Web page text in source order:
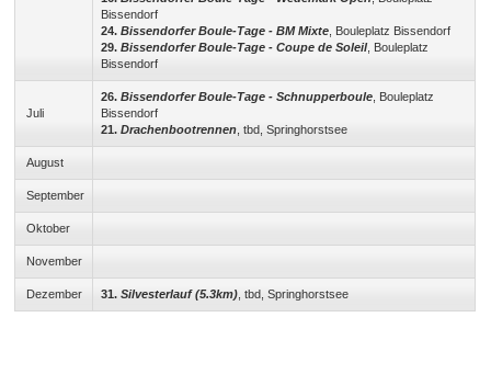
Bissendorf
24.Bissendorfer Boule-Tage -BM Mixte , Bouleplatz Bissendorf
29.Bissendorfer Boule-Tage- Coupe de Soleil, Bouleplatz
Bissendorf
Juli
26.Bissendorfer Boule-Tage- Schnupperboule , Bouleplatz
Bissendorf
21.Drachenbootrennen , tbd, Springhorstsee
August
September
Oktober
November
Dezember 31.Silvesterlauf (5.3km) , tbd, Springhorstsee